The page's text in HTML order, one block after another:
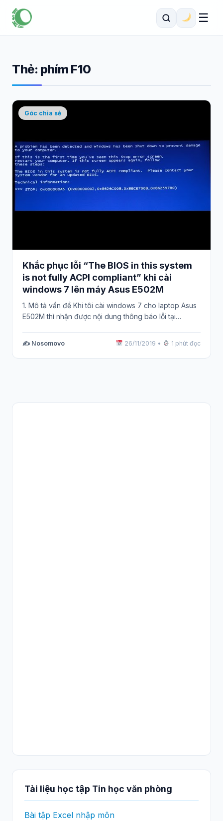
☰
Thẻ: phím F10
Góc chia sẻ
Khắc phục lỗi “The BIOS in this system
is not fully ACPI compliant” khi cài
windows 7 lên máy Asus E502M
1. Mô tả vấn đề Khi tôi cài windows 7 cho laptop Asus
E502M thì nhận được nội dung thông báo lỗi tại…
✍️ Nosomovo 26/11/2019 • 1 phút đọc
Tài liệu học tập Tin học văn phòng
Bài tập Excel nhập môn